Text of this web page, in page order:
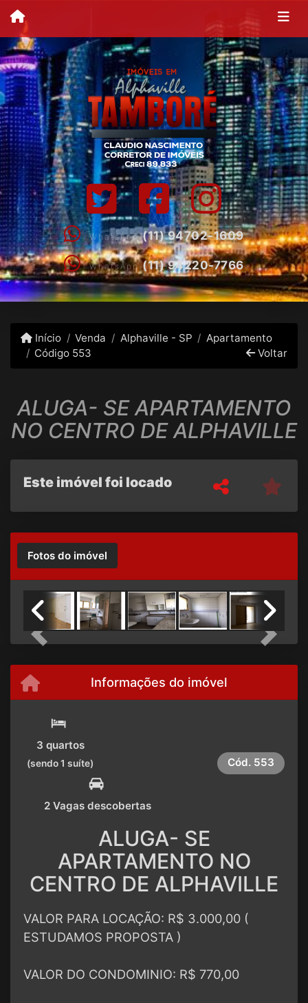
WhatsApp(11) 94702-1609
WhatsApp (11) 94220-7766
Início Venda Alphaville - SP
Apartamento
Código 553
Voltar
ALUGA- SE APARTAMENTO
NO CENTRO DE ALPHAVILLE
Este imóvel foi locado
Fotos do imóvel
Previous Next
Informações do imóvel
3 quartos
(sendo 1 suíte)
2 Vagas descobertas
Cód. 553
ALUGA- SE
APARTAMENTO NO
CENTRO DE ALPHAVILLE
VALOR PARA LOCAÇÃO: R$ 3.000,00 (
ESTUDAMOS PROPOSTA )
VALOR DO CONDOMINIO: R$ 770,00